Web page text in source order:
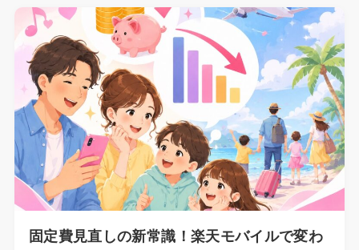
固定費見直しの新常識！楽天モバイルで変わ